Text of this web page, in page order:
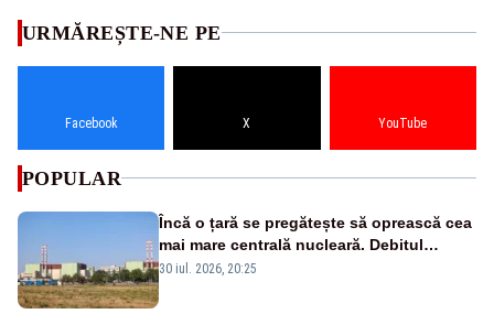
URMĂREȘTE-NE PE
Facebook X YouTube
POPULAR
Încă o țară se pregătește să oprească cea
mai mare centrală nucleară. Debitul
Dunării a ajuns la un nivel critic
30 iul. 2026, 20:25